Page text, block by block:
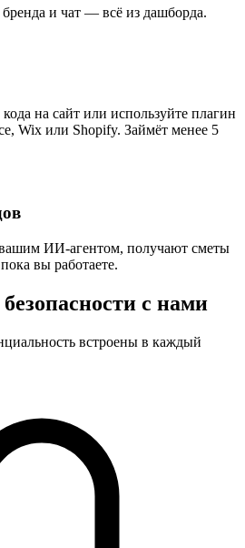
и чат — всё из дашборда.
на сайт или используйте плагин
Wix или Shopify. Займёт менее 5
ИИ-агентом, получают сметы
вы работаете.
с нами
встроены в каждый